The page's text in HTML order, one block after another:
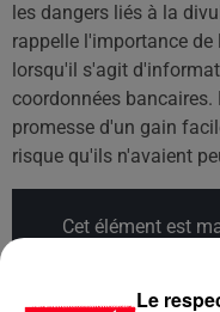
les dangers liés à la
rappelle l'importance
lorsqu'il s'agit
coordonnées
promesse d'un gain
risque qu'ils n'avaient
Cet élément est
dépôt de cookies
Le